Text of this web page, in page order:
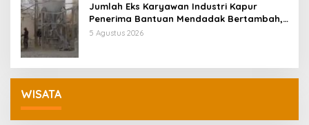
Jumlah Eks Karyawan Industri Kapur
Penerima Bantuan Mendadak Bertambah,
KDM: Kita Identifikasi
5 Agustus 2026
WISATA